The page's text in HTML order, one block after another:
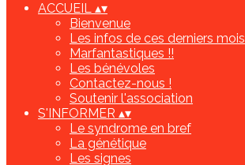
ACCUEIL ▴▾
Bienvenue
Les infos de ces derniers mois
Marfantastiques !!
Les bénévoles
Contactez-nous !
Soutenir l'association
S'INFORMER ▴▾
Le syndrome en bref
La génétique
Les signes